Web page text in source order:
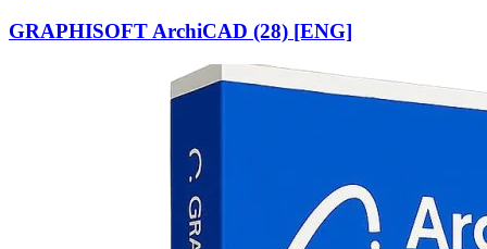
GRAPHISOFT ArchiCAD (28) [ENG]